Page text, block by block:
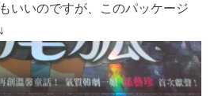
いいのですが、このパッケージ